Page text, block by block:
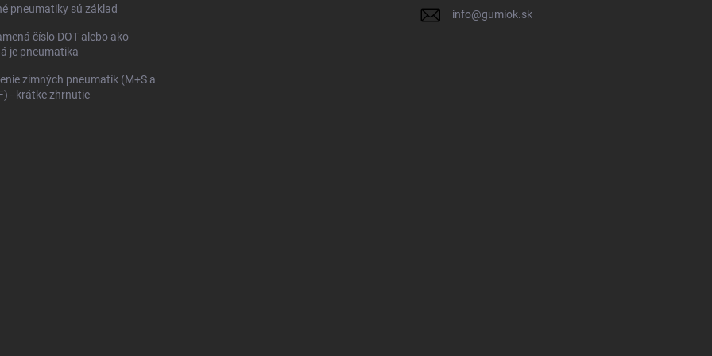
pneumatiky sú základ
číslo DOT alebo ako
je pneumatika
zimných pneumatík (M+S a
- krátke zhrnutie
info@gumiok.sk